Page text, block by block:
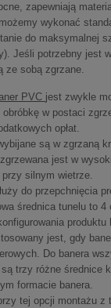
zapewniają
wykonać
do maksymalnej
Jeśli potrzebny jest
ze sobą zgrzane.
PVC jest zwykle
obróbkę w postaci
opłat.
są w zgrzaną
zgrzewana jest w
silnym wietrze.
do przepchnięcia
średnica tunelu to
jest, gdy
Do banera
są trzy różne średnice
formacie banera.
tej opcji montażu z